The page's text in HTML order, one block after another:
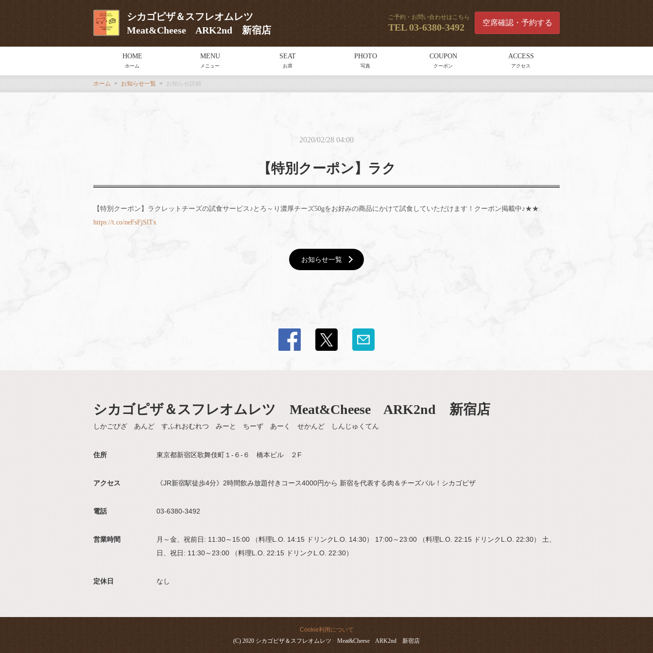
シカゴピザ＆スフレオムレツ
Meat&Cheese ARK2nd 新宿店
ご予約・お問い合わせはこちら
TEL03-6380-3492 空席確認・予約する
HOME
ホーム
MENU
メニュー
SEAT
お席
PHOTO
写真
COUPON
クーポン
ACCESS
アクセス
ホーム お知らせ一覧 お知らせ詳細
2020/02/28 04:00
【特別クーポン】ラク
【特別クーポン】ラクレットチーズの試食サービス♪とろ～り濃厚チーズ50gをお好みの商品にかけて試食していただけます！クーポン掲載中♪★★
https://t.co/neFsFjSlTx
お知らせ一覧
シカゴピザ＆スフレオムレツ Meat&Cheese ARK2nd 新宿店
しかごぴざ あんど すふれおむれつ みーと ちーず あーく せかんど しんじゅくてん
住所 東京都新宿区歌舞伎町１-６-６ 橋本ビル ２F
アクセス 《JR新宿駅徒歩4分》2時間飲み放題付きコース4000円から 新宿を代表する肉＆チーズバル！シカゴピザ
電話 03-6380-3492
営業時間
月～金、祝前日: 11:30～15:00 （料理L.O. 14:15 ドリンクL.O. 14:30） 17:00～23:00 （料理L.O. 22:15 ドリンクL.O. 22:30） 土、
日、祝日: 11:30～23:00 （料理L.O. 22:15 ドリンクL.O. 22:30）
定休日 なし
Cookie利用について
(C) 2020 シカゴピザ＆スフレオムレツ Meat&Cheese ARK2nd 新宿店